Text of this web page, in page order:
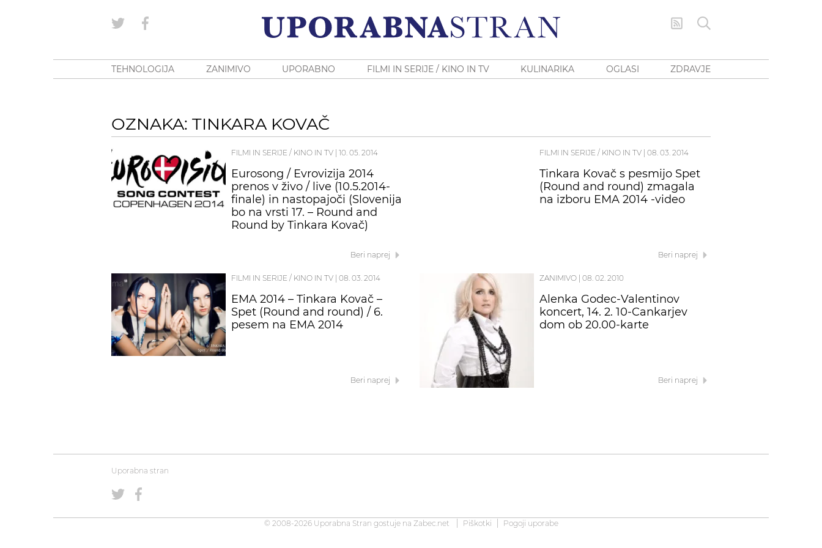
TEHNOLOGIJA ZANIMIVO UPORABNO FILMI IN SERIJE / KINO IN TV KULINARIKA OGLASI ZDRAVJE
OZNAKA: TINKARA KOVAČ
FILMI IN SERIJE / KINO IN TV 10. 05. 2014
Eurosong / Evrovizija 2014
prenos v živo / live (10.5.2014-
finale) in nastopajoči (Slovenija
bo na vrsti 17. – Round and
Round by Tinkara Kovač)
Beri naprej
FILMI IN SERIJE / KINO IN TV| 08. 03. 2014
Tinkara Kovač s pesmijo Spet
(Round and round) zmagala
na izboru EMA 2014 -video
Beri naprej
FILMI IN SERIJE / KINO IN TV 08. 03. 2014
EMA 2014 – Tinkara Kovač –
Spet (Round and round) / 6.
pesem na EMA 2014
Beri naprej
ZANIMIVO| 08. 02. 2010
Alenka Godec-Valentinov
koncert, 14. 2. 10-Cankarjev
dom ob 20.00-karte
Beri naprej
Uporabna stran
© 2008-2026 Uporabna Stran gostuje na Zabec.net Piškotki Pogoji uporabe